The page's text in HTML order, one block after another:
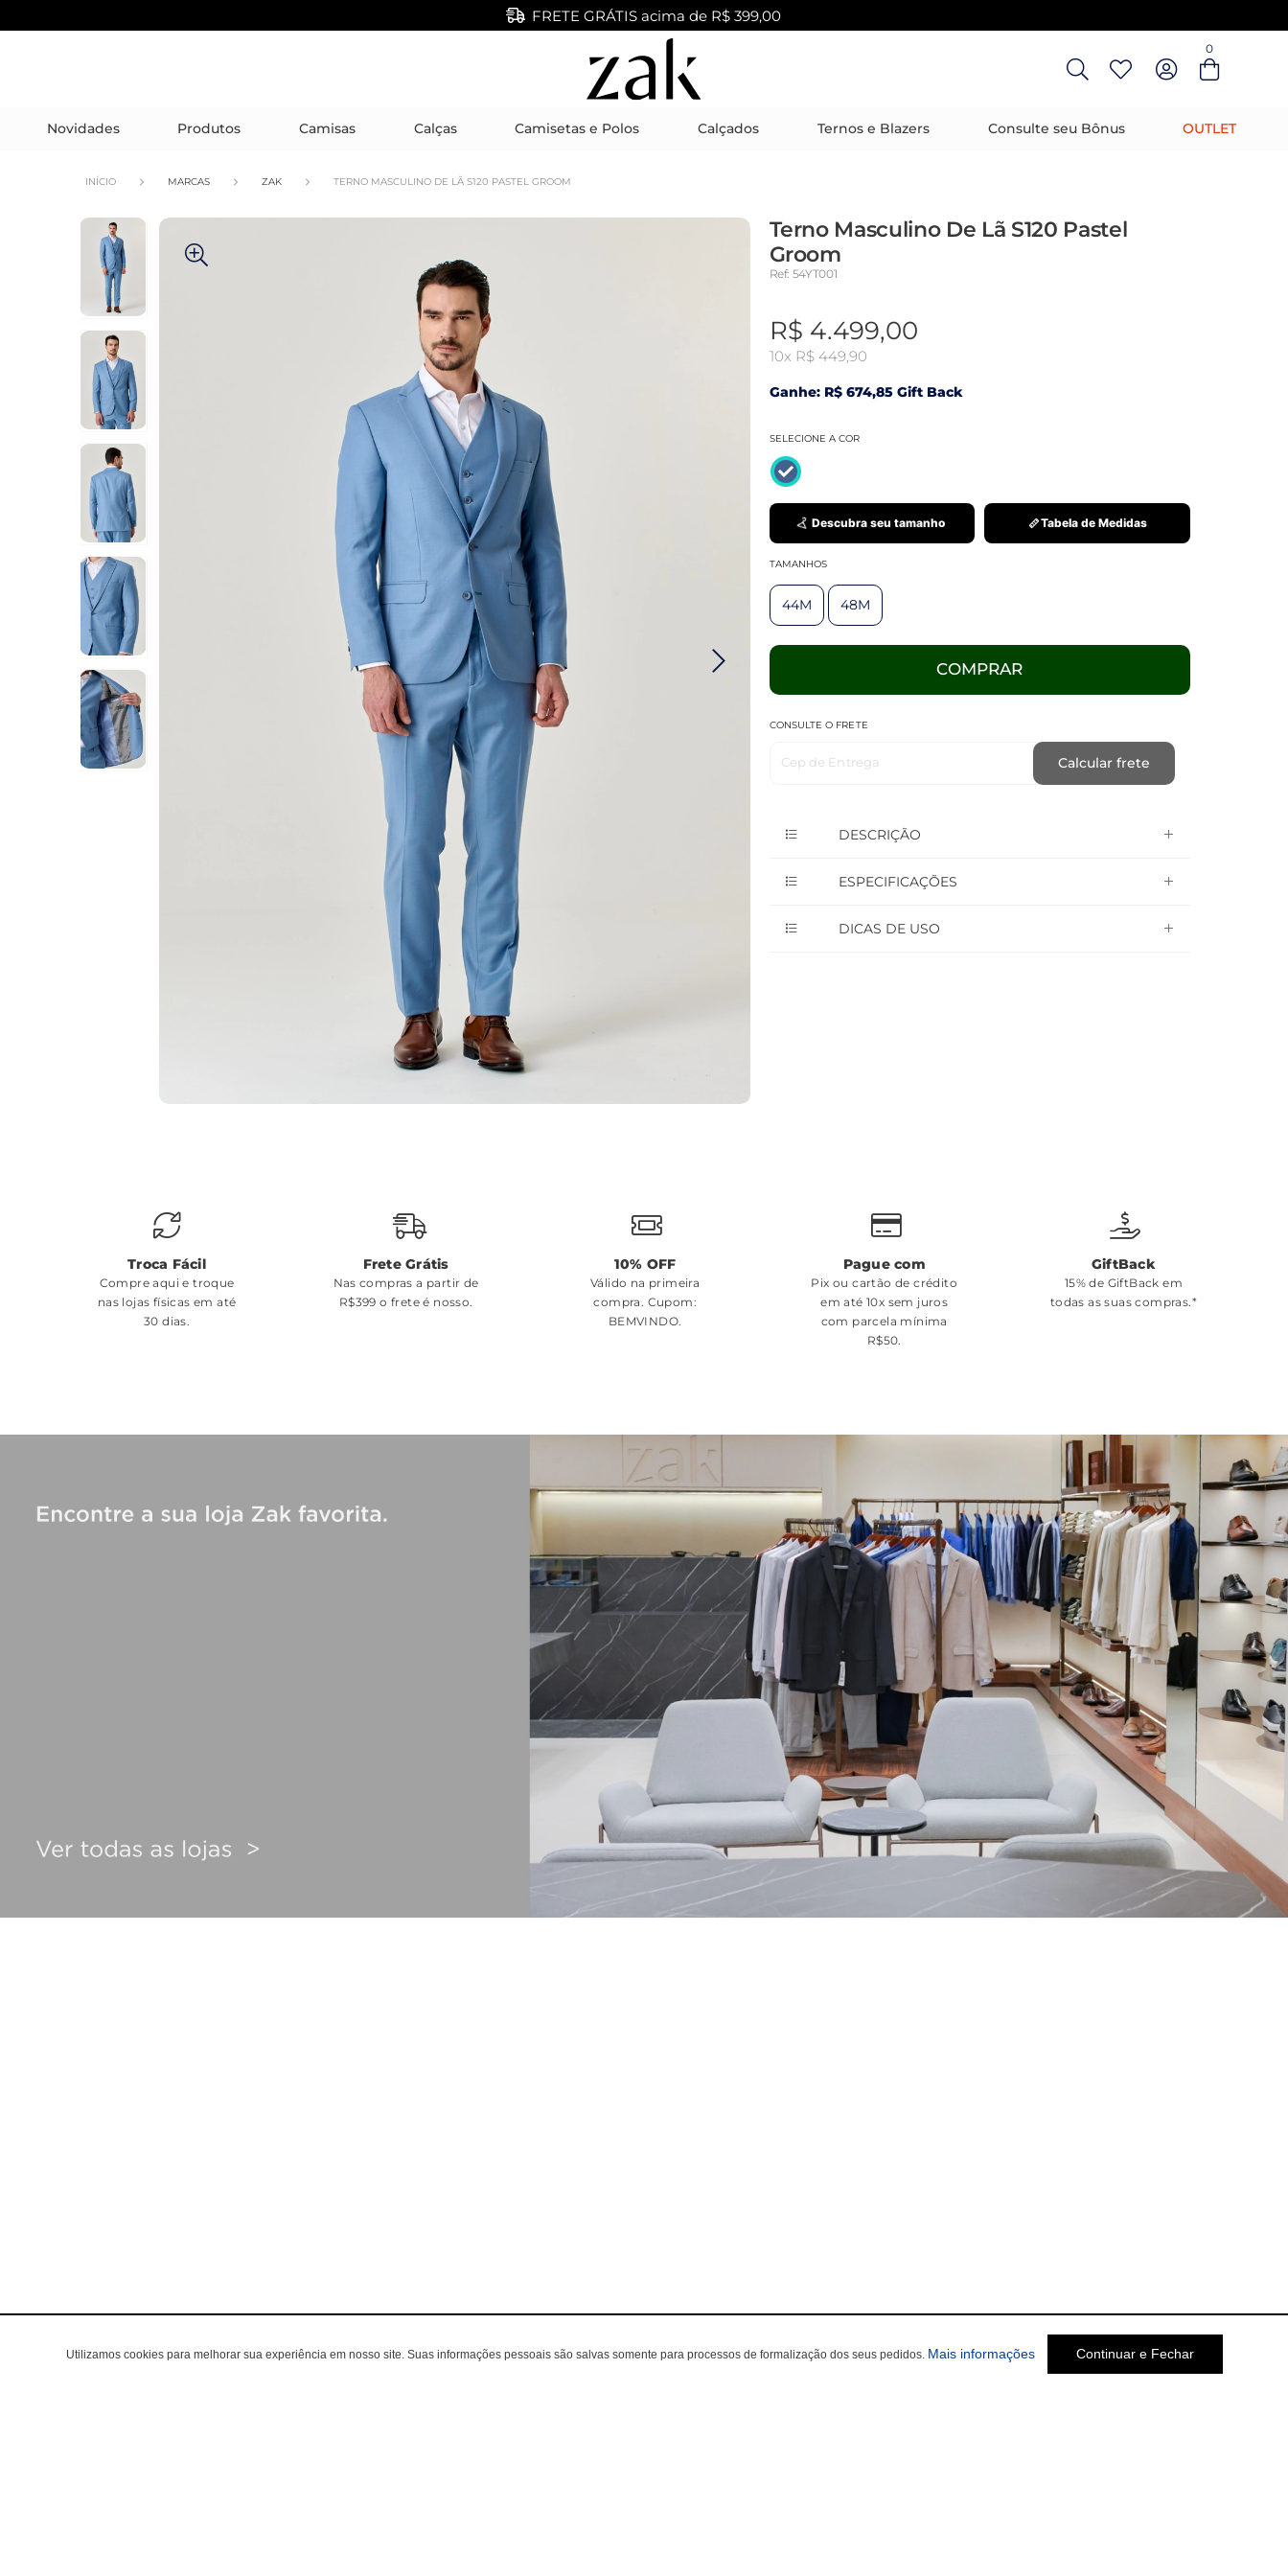
Entre com email ou cpf/cnpj
FRETE GRÁTIS acima de R$ 399,00
0
Novidades Produtos Camisas Calças Camisetas e Polos Calçados Ternos e Blazers Consulte seu Bônus OUTLET
INÍCIO MARCAS ZAK TERNO MASCULINO DE LÃ S120 PASTEL GROOM
Terno Masculino De Lã S120 Pastel
Groom
Ref: 54YT001
R$ 4.499,00
10x R$ 449,90
Ganhe: R$ 674,85 Gift Back
SELECIONE A COR
Descubra seu tamanho Tabela de Medidas
TAMANHOS
44M 48M
COMPRAR
CONSULTE O FRETE
Cep de Entrega Calcular frete
DESCRIÇÃO
ESPECIFICAÇÕES
DICAS DE USO
Troca Fácil
Compre aqui e troque
nas lojas físicas em até
30 dias.
Frete Grátis
Nas compras a partir de
R$399 o frete é nosso.
10% OFF
Válido na primeira
compra. Cupom:
BEMVINDO.
Pague com
Pix ou cartão de crédito
em até 10x sem juros
com parcela mínima
R$50.
GiftBack
15% de GiftBack em
todas as suas compras.*
Utilizamos cookies para melhorar sua experiência em nosso site. Suas informações pessoais são salvas somente para processos de formalização dos seus pedidos. Mais informações Continuar e Fechar